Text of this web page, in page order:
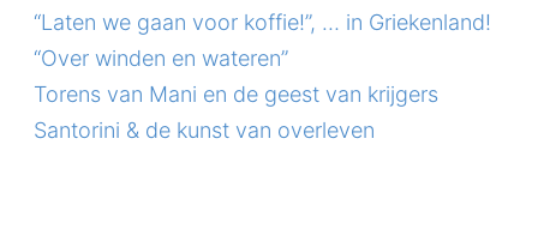
“Laten we gaan voor koffie!”, … in Griekenland!
“Over winden en wateren”
Torens van Mani en de geest van krijgers
Santorini & de kunst van overleven